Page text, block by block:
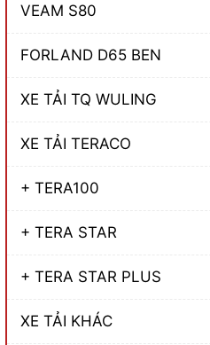
VEAM S80
FORLAND D65 BEN
XE TẢI TQ WULING
XE TẢI TERACO
+ TERA100
+ TERA STAR
+ TERA STAR PLUS
XE TẢI KHÁC